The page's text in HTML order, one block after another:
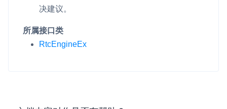
决建议。
所属接口类
RtcEngineEx